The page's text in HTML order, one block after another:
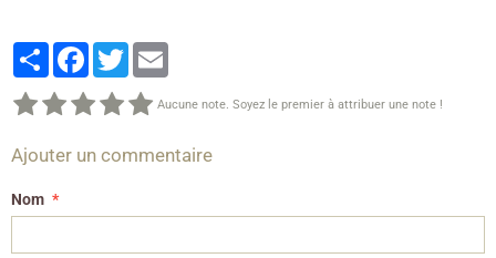
PartagerFacebook
Twitter
Aucune note. Soyez le premier à attribuer une note !
Ajouter un commentaire
Nom